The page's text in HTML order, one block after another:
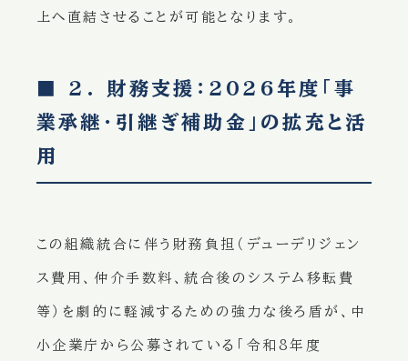
上へ直結させることが可能となります。
■ 2. 財務支援：2026年度「事
業承継・引継ぎ補助金」の拡充と活
用
この組織統合に伴う財務負担（デューデリジェン
ス費用、仲介手数料、統合後のシステム移転費
等）を劇的に軽減するための強力な後ろ盾が、中
小企業庁から公募されている「令和8年度